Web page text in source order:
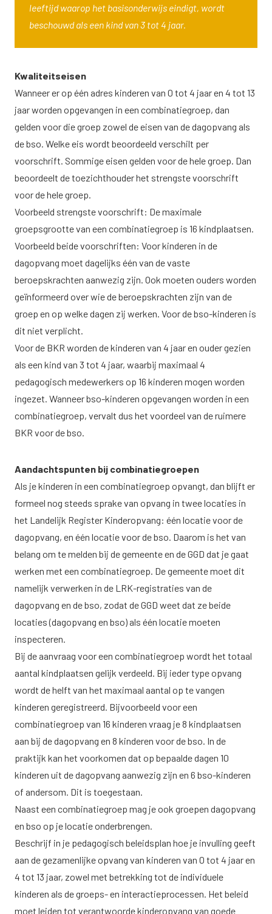
leeftijd waarop het basisonderwijs eindigt, wordt
beschouwd als een kind van 3 tot 4 jaar.
Kwaliteitseisen
Wanneer er op één adres kinderen van 0 tot 4 jaar en 4 tot 13
jaar worden opgevangen in een combinatiegroep, dan
gelden voor die groep zowel de eisen van de dagopvang als
de bso. Welke eis wordt beoordeeld verschilt per
voorschrift. Sommige eisen gelden voor de hele groep. Dan
beoordeelt de toezichthouder het strengste voorschrift
voor de hele groep.
Voorbeeld strengste voorschrift: De maximale
groepsgrootte van een combinatiegroep is 16 kindplaatsen.
Voorbeeld beide voorschriften: Voor kinderen in de
dagopvang moet dagelijks één van de vaste
beroepskrachten aanwezig zijn. Ook moeten ouders worden
geïnformeerd over wie de beroepskrachten zijn van de
groep en op welke dagen zij werken. Voor de bso-kinderen is
dit niet verplicht.
Voor de BKR worden de kinderen van 4 jaar en ouder gezien
als een kind van 3 tot 4 jaar, waarbij maximaal 4
pedagogisch medewerkers op 16 kinderen mogen worden
ingezet. Wanneer bso-kinderen opgevangen worden in een
combinatiegroep, vervalt dus het voordeel van de ruimere
BKR voor de bso.
Aandachtspunten bij combinatiegroepen
Als je kinderen in een combinatiegroep opvangt, dan blijft er
formeel nog steeds sprake van opvang in twee locaties in
het Landelijk Register Kinderopvang: één locatie voor de
dagopvang, en één locatie voor de bso. Daarom is het van
belang om te melden bij de gemeente en de GGD dat je gaat
werken met een combinatiegroep. De gemeente moet dit
namelijk verwerken in de LRK-registraties van de
dagopvang en de bso, zodat de GGD weet dat ze beide
locaties (dagopvang en bso) als één locatie moeten
inspecteren.
Bij de aanvraag voor een combinatiegroep wordt het totaal
aantal kindplaatsen gelijk verdeeld. Bij ieder type opvang
wordt de helft van het maximaal aantal op te vangen
kinderen geregistreerd. Bijvoorbeeld voor een
combinatiegroep van 16 kinderen vraag je 8 kindplaatsen
aan bij de dagopvang en 8 kinderen voor de bso. In de
praktijk kan het voorkomen dat op bepaalde dagen 10
kinderen uit de dagopvang aanwezig zijn en 6 bso-kinderen
of andersom. Dit is toegestaan.
Naast een combinatiegroep mag je ook groepen dagopvang
en bso op je locatie onderbrengen.
Beschrijf in je pedagogisch beleidsplan hoe je invulling geeft
aan de gezamenlijke opvang van kinderen van 0 tot 4 jaar en
4 tot 13 jaar, zowel met betrekking tot de individuele
kinderen als de groeps- en interactieprocessen. Het beleid
moet leiden tot verantwoorde kinderopvang van goede